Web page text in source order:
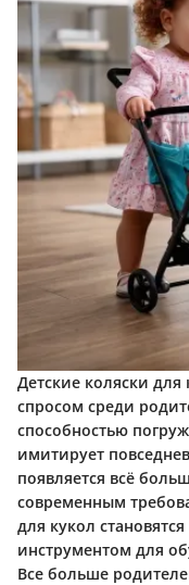
Детские коляски
спросом среди
способностью
имитирует
появляется всё
современным
для кукол
инструментом для
Все больше